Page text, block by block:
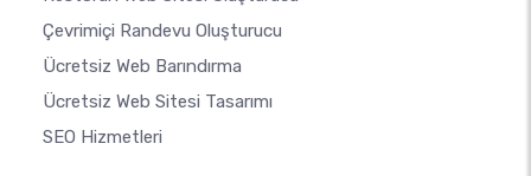
Çevrimiçi Randevu Oluşturucu
Ücretsiz Web Barındırma
Ücretsiz Web Sitesi Tasarımı
SEO Hizmetleri